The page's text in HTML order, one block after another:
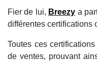
Fier de lui, Breezy a
différentes certifications
Toutes ces
de ventes, prouvant